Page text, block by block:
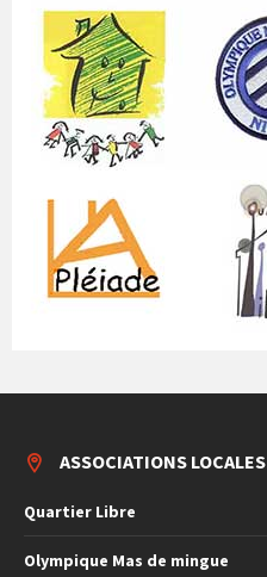
ASSOCIATIONS LOCALES
Quartier Libre
Olympique Mas de mingue